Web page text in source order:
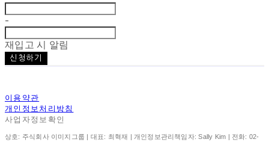
-
재입고 시 알림
신청하기
이용약관
개인정보처리방침
사업자정보확인
상호: 주식회사 이미지그룹 | 대표: 최혁재 | 개인정보관리책임자: Sally Kim | 전화: 02-